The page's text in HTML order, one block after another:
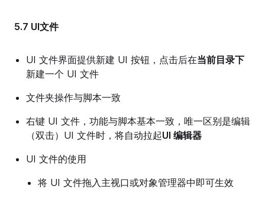
5.7 UI文件
UI 文件界面提供新建 UI 按钮，点击后在当前目录下
新建一个 UI 文件
文件夹操作与脚本一致
右键 UI 文件，功能与脚本基本一致，唯一区别是编辑
（双击）UI 文件时，将自动拉起UI 编辑器
UI 文件的使用
将 UI 文件拖入主视口或对象管理器中即可生效